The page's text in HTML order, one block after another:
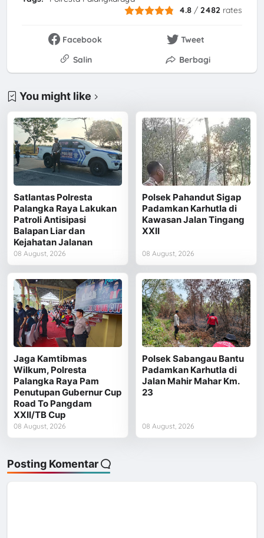
4.8 /2482 rates
Facebook
Tweet
Salin
Berbagi
You might like
Satlantas Polresta
Palangka Raya Lakukan
Patroli Antisipasi
Balapan Liar dan
Kejahatan Jalanan
08 August, 2026
Polsek Pahandut Sigap
Padamkan Karhutla di
Kawasan Jalan Tingang
XXII
08 August, 2026
Jaga Kamtibmas
Wilkum, Polresta
Palangka Raya Pam
Penutupan Gubernur Cup
Road To Pangdam
XXII/TB Cup
08 August, 2026
Polsek Sabangau Bantu
Padamkan Karhutla di
Jalan Mahir Mahar Km.
23
08 August, 2026
Posting Komentar